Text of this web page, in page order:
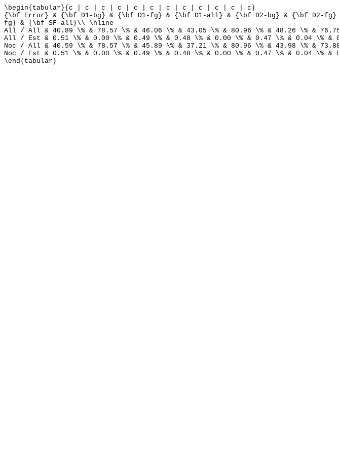
\begin{tabular}{c | c | c | c | c | c | c | c | c | c | c | c}
{\bf Error} & {\bf D1-bg} & {\bf D1-fg} & {\bf D1-all} & {\bf D2-bg} & {\bf
fg} & {\bf SF-all}\\ \hline
All / All & 40.89 \% & 78.57 \% & 46.06 \% & 43.05 \% & 80.96 \% & 48.26 \% &
All / Est & 0.51 \% & 0.00 \% & 0.49 \% & 0.48 \% & 0.00 \% & 0.47 \% & 0.04 \% &
Noc / All & 40.59 \% & 78.57 \% & 45.89 \% & 37.21 \% & 80.96 \% & 43.98 \% &
Noc / Est & 0.51 \% & 0.00 \% & 0.49 \% & 0.48 \% & 0.00 \% & 0.47 \% & 0.04 \% &
\end{tabular}